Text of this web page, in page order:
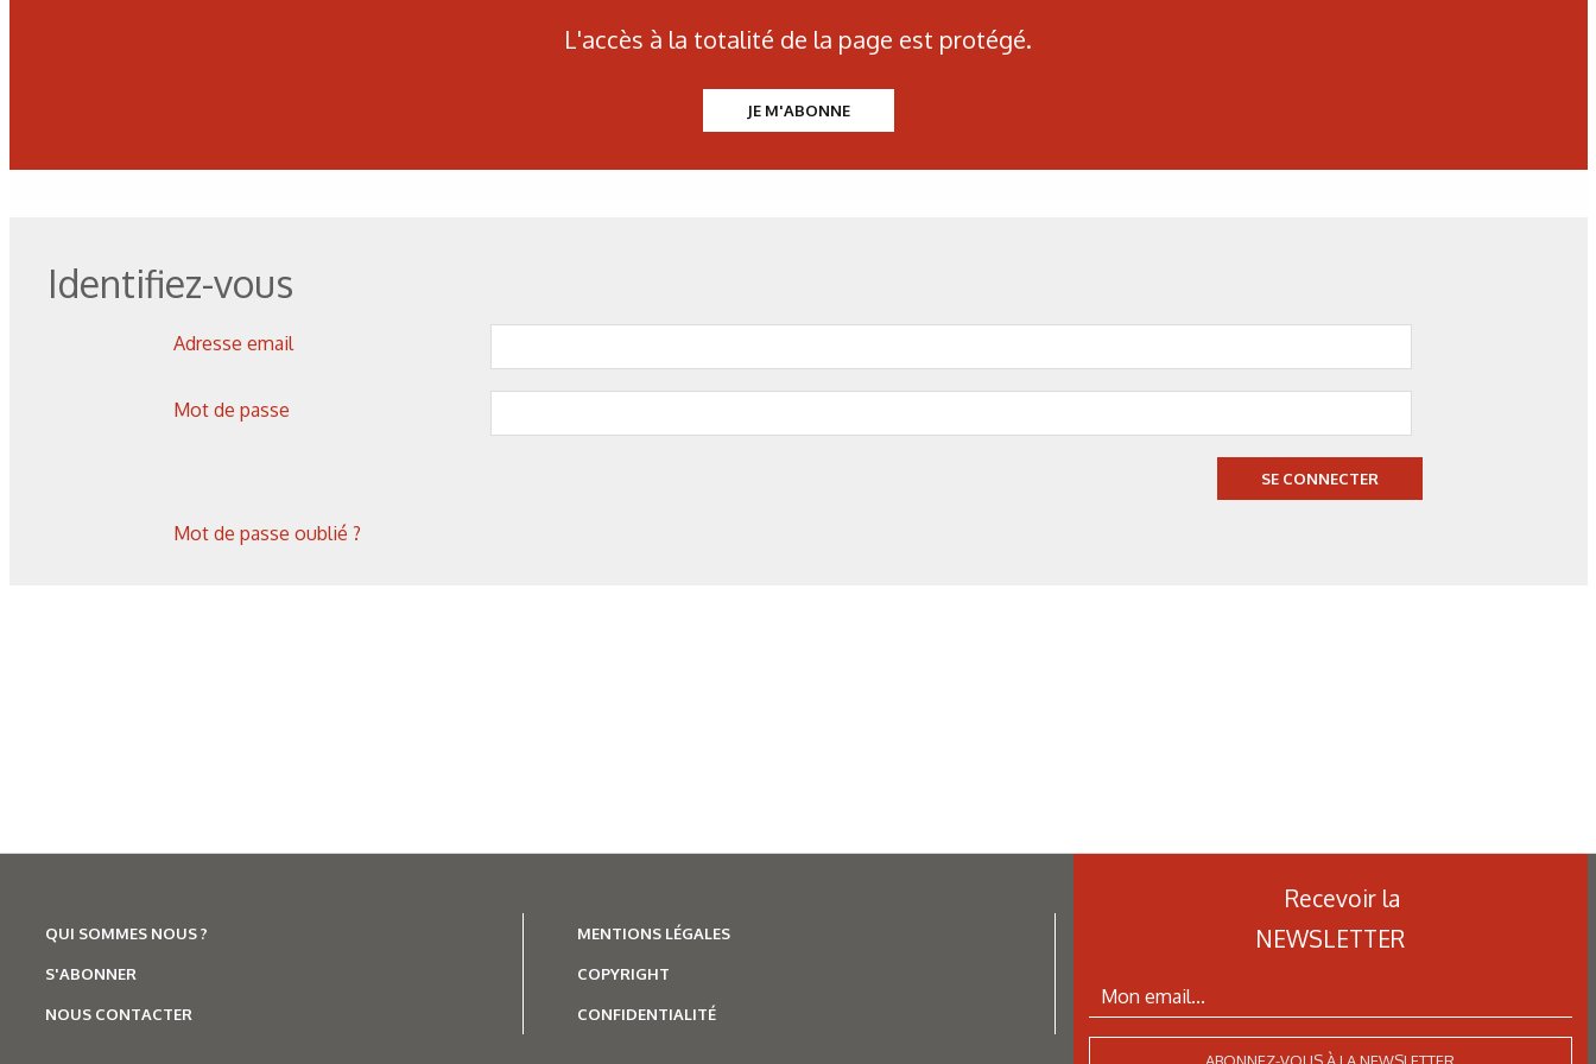
Les derniers articles sur ce thème
L'accès à la totalité de la page est protégé.
JE M'ABONNE
Identifiez-vous
Adresse email
Mot de passe
SE CONNECTER
Mot de passe oublié ?
QUI SOMMES NOUS ?
S'ABONNER
NOUS CONTACTER
MENTIONS LÉGALES
COPYRIGHT
CONFIDENTIALITÉ
Recevoir la
NEWSLETTER